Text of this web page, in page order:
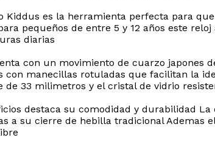
Kiddus es la herramienta perfecta para
pequeños de entre 5 y 12 años este
diarias
con un movimiento de cuarzo japones
con manecillas rotuladas que facilitan la
de 33 milimetros y el cristal de vidrio
destaca su comodidad y durabilidad
a su cierre de hebilla tradicional Ademas